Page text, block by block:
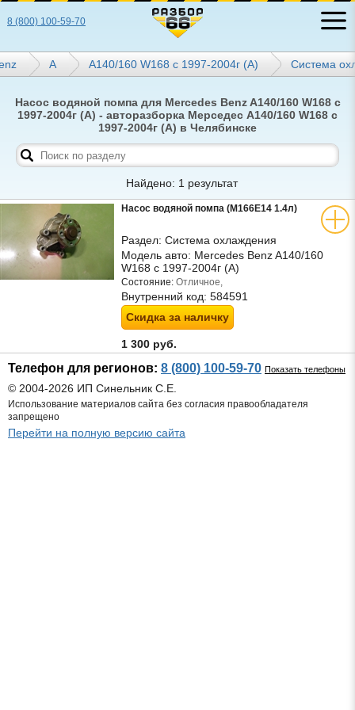
8 (800) 100-59-70
A A140/160 W168 с 1997-2004г (А) Система
Насос водяной помпа для Mercedes Benz A140/160 W168 с
1997-2004г (А) - авторазборка Мерседес A140/160 W168 с
1997-2004г (А) в Челябинске
Найдено: 1 результат
Насос водяной помпа (M166E14 1.4л)
Раздел: Система охлаждения
Модель авто: Mercedes Benz A140/160
W168 с 1997-2004г (А)
Состояние: Отличное,
Внутренний код: 584591
Скидка за наличку
1 300 руб.
Телефон для регионов: 8 (800) 100-59-70 Показать телефоны
© 2004-2026 ИП Синельник С.Е.
Использование материалов сайта без согласия правообладателя
запрещено
Перейти на полную версию сайта